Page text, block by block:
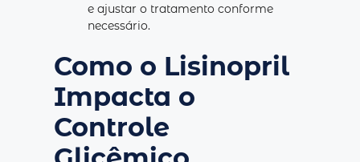
e ajustar o tratamento conforme
necessário.
Como o Lisinopril
Impacta o
Controle